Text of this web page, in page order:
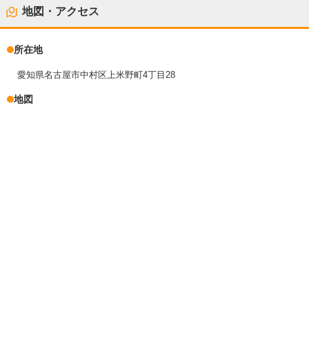
地図・アクセス
所在地
愛知県名古屋市中村区上米野町4丁目28
地図